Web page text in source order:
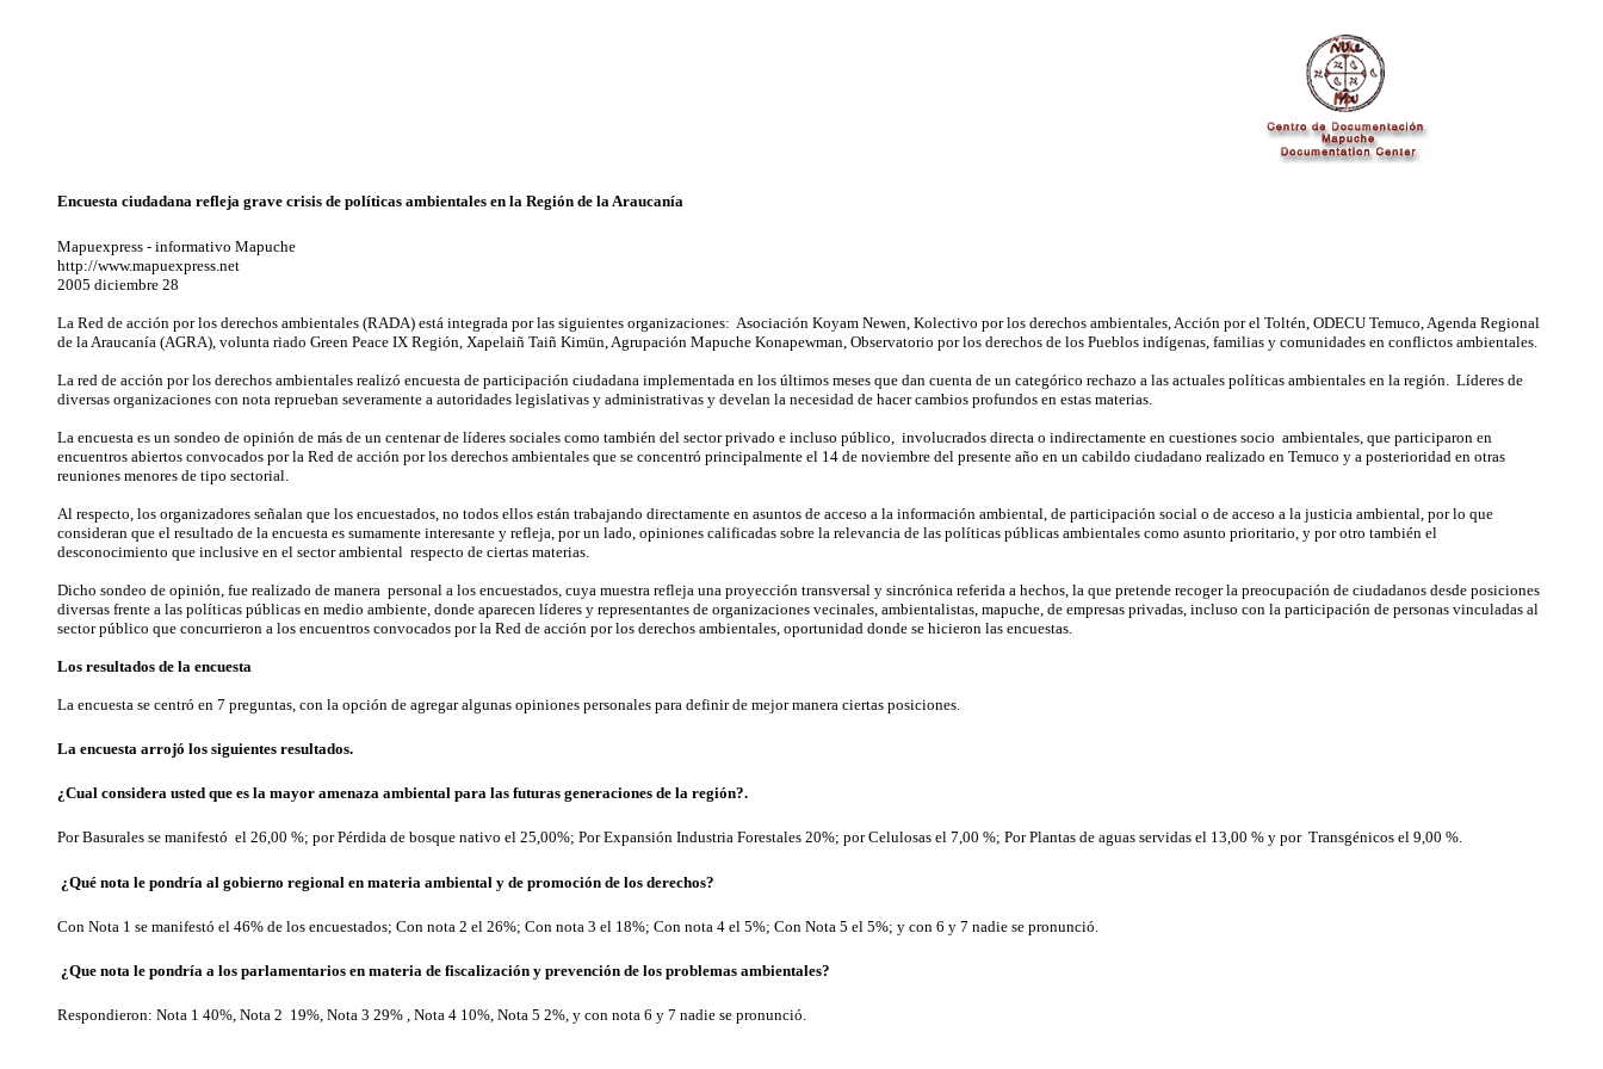
Encuesta ciudadana refleja grave crisis de políticas ambientales en la Región de la Araucanía
Mapuexpress - informativo Mapuche
http://www.mapuexpress.net
2005 diciembre 28
La Red de acción por los derechos ambientales (RADA) está integrada por las siguientes organizaciones: Asociación Koyam Newen, Kolectivo por los derechos ambientales, Acción por el Toltén, ODECU Temuco, Agenda Regional
de la Araucanía (AGRA), volunta riado Green Peace IX Región, Xapelaiñ Taiñ Kimün, Agrupación Mapuche Konapewman, Observatorio por los derechos de los Pueblos indígenas, familias y comunidades en conflictos ambientales.
La red de acción por los derechos ambientales realizó encuesta de participación ciudadana implementada en los últimos meses que dan cuenta de un categórico rechazo a las actuales políticas ambientales en la región. Líderes de
diversas organizaciones con nota reprueban severamente a autoridades legislativas y administrativas y develan la necesidad de hacer cambios profundos en estas materias.
La encuesta es un sondeo de opinión de más de un centenar de líderes sociales como también del sector privado e incluso público, involucrados directa o indirectamente en cuestiones socio ambientales, que participaron en
encuentros abiertos convocados por la Red de acción por los derechos ambientales que se concentró principalmente el 14 de noviembre del presente año en un cabildo ciudadano realizado en Temuco y a posterioridad en otras
reuniones menores de tipo sectorial.
Al respecto, los organizadores señalan que los encuestados, no todos ellos están trabajando directamente en asuntos de acceso a la información ambiental, de participación social o de acceso a la justicia ambiental, por lo que
consideran que el resultado de la encuesta es sumamente interesante y refleja, por un lado, opiniones calificadas sobre la relevancia de las políticas públicas ambientales como asunto prioritario, y por otro también el
desconocimiento que inclusive en el sector ambiental respecto de ciertas materias.
Dicho sondeo de opinión, fue realizado de manera personal a los encuestados, cuya muestra refleja una proyección transversal y sincrónica referida a hechos, la que pretende recoger la preocupación de ciudadanos desde posiciones
diversas frente a las políticas públicas en medio ambiente, donde aparecen líderes y representantes de organizaciones vecinales, ambientalistas, mapuche, de empresas privadas, incluso con la participación de personas vinculadas al
sector público que concurrieron a los encuentros convocados por la Red de acción por los derechos ambientales, oportunidad donde se hicieron las encuestas.
Los resultados de la encuesta
La encuesta se centró en 7 preguntas, con la opción de agregar algunas opiniones personales para definir de mejor manera ciertas posiciones.
La encuesta arrojó los siguientes resultados.
¿Cual considera usted que es la mayor amenaza ambiental para las futuras generaciones de la región?.
Por Basurales se manifestó el 26,00 %; por Pérdida de bosque nativo el 25,00%; Por Expansión Industria Forestales 20%; por Celulosas el 7,00 %; Por Plantas de aguas servidas el 13,00 % y por Transgénicos el 9,00 %.
¿Qué nota le pondría al gobierno regional en materia ambiental y de promoción de los derechos?
Con Nota 1 se manifestó el 46% de los encuestados; Con nota 2 el 26%; Con nota 3 el 18%; Con nota 4 el 5%; Con Nota 5 el 5%; y con 6 y 7 nadie se pronunció.
¿Que nota le pondría a los parlamentarios en materia de fiscalización y prevención de los problemas ambientales?
Respondieron: Nota 1 40%, Nota 2 19%, Nota 3 29% , Nota 4 10%, Nota 5 2%, y con nota 6 y 7 nadie se pronunció.